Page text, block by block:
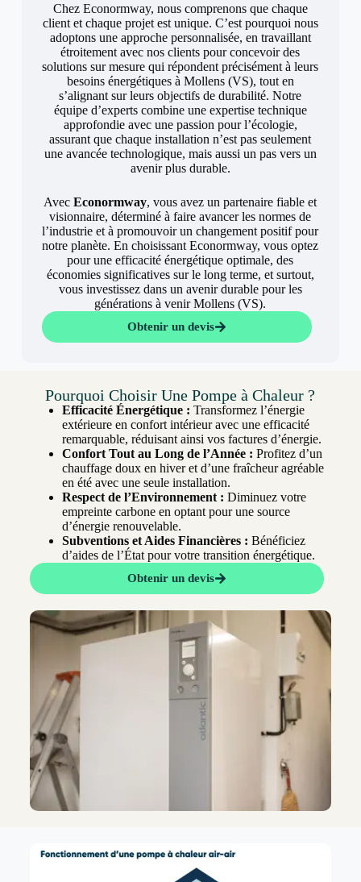
Chez Econormway, nous comprenons que chaque
client et chaque projet est unique. C’est pourquoi nous
adoptons une approche personnalisée, en travaillant
étroitement avec nos clients pour concevoir des
solutions sur mesure qui répondent précisément à leurs
besoins énergétiques à Mollens (VS), tout en
s’alignant sur leurs objectifs de durabilité. Notre
équipe d’experts combine une expertise technique
approfondie avec une passion pour l’écologie,
assurant que chaque installation n’est pas seulement
une avancée technologique, mais aussi un pas vers un
avenir plus durable.
AvecEconormway, vous avez un partenaire fiable et
visionnaire, déterminé à faire avancer les normes de
l’industrie et à promouvoir un changement positif pour
notre planète. En choisissant Econormway, vous optez
pour une efficacité énergétique optimale, des
économies significatives sur le long terme, et surtout,
vous investissez dans un avenir durable pour les
générations à venir Mollens (VS).
Obtenir un devis
Pourquoi Choisir Une Pompe à Chaleur ?
Efficacité Énergétique : Transformez l’énergie
extérieure en confort intérieur avec une efficacité
remarquable, réduisant ainsi vos factures d’énergie.
Confort Tout au Long de l’Année : Profitez d’un
chauffage doux en hiver et d’une fraîcheur agréable
en été avec une seule installation.
Respect de l’Environnement : Diminuez votre
empreinte carbone en optant pour une source
d’énergie renouvelable.
Subventions et Aides Financières : Bénéficiez
d’aides de l’État pour votre transition énergétique.
Obtenir un devis